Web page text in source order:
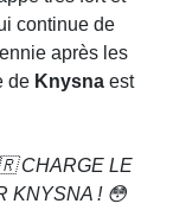
continue de
après les
de Knysna est
CHARGE LE
KNYSNA ! 😳